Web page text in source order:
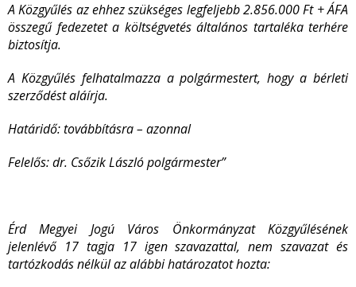
A Közgyűlés az ehhez szükséges legfeljebb 2.856.000Ft + ÁFA
összegű fedezetet a költségvetés általános tartaléka terhére
biztosítja.
A Közgyűlés felhatalmazza a polgármestert, hogy a bérleti
szerződést aláírja.
Határidő: továbbításra – azonnal
Felelős: dr. Csőzik László polgármester”
Érd Megyei Jogú Város Önkormányzat Közgyűlésének
jelenlévő 17 tagja 17 igen szavazattal, nem szavazat és
tartózkodás nélkül az alábbi határozatot hozta: